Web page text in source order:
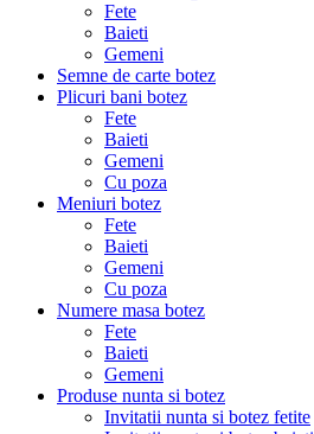
Fete
Baieti
Gemeni
Semne de carte botez
Plicuri bani botez
Fete
Baieti
Gemeni
Cu poza
Meniuri botez
Fete
Baieti
Gemeni
Cu poza
Numere masa botez
Fete
Baieti
Gemeni
Produse nunta si botez
Invitatii nunta si botez fetite